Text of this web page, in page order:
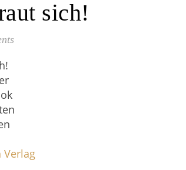
sich!
Verlag